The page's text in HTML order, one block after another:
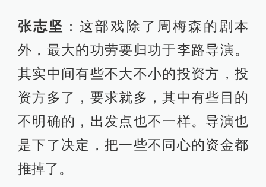
张志坚 ：这部戏除了周梅森的剧本
外，最大的功劳要归功于李路导演。
其实中间有些不大不小的投资方，投
资方多了，要求就多，其中有些目的
不明确的，出发点也不一样。导演也
是下了决定，把一些不同心的资金都
推掉了。